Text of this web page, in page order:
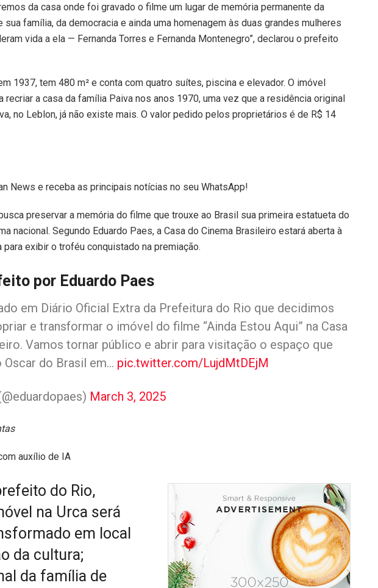
da casa onde foi gravado o filme um lugar de memória permanente da
sua família, da democracia e ainda uma homenagem às duas grandes mulheres
vida a ela — Fernanda Torres e Fernanda Montenegro”, declarou o prefeito
1937, tem 480 m² e conta com quatro suítes, piscina e elevador. O imóvel
recriar a casa da família Paiva nos anos 1970, uma vez que a residência original
no Leblon, já não existe mais. O valor pedido pelos proprietários é de R$ 14
News e receba as principais notícias no seu WhatsApp!
preservar a memória do filme que trouxe ao Brasil sua primeira estatueta do
nacional. Segundo Eduardo Paes, a Casa do Cinema Brasileiro estará aberta à
exibir o troféu conquistado na premiação.
por Eduardo Paes
em Diário Oficial Extra da Prefeitura do Rio que decidimos
e transformar o imóvel do filme “Ainda Estou Aqui” na Casa
Vamos tornar público e abrir para visitação o espaço que
do Brasil em… pic.twitter.com/LujdMtDEjM
March 3, 2025
auxílio de IA
do Rio,
na Urca será
em local
da cultura;
da família de